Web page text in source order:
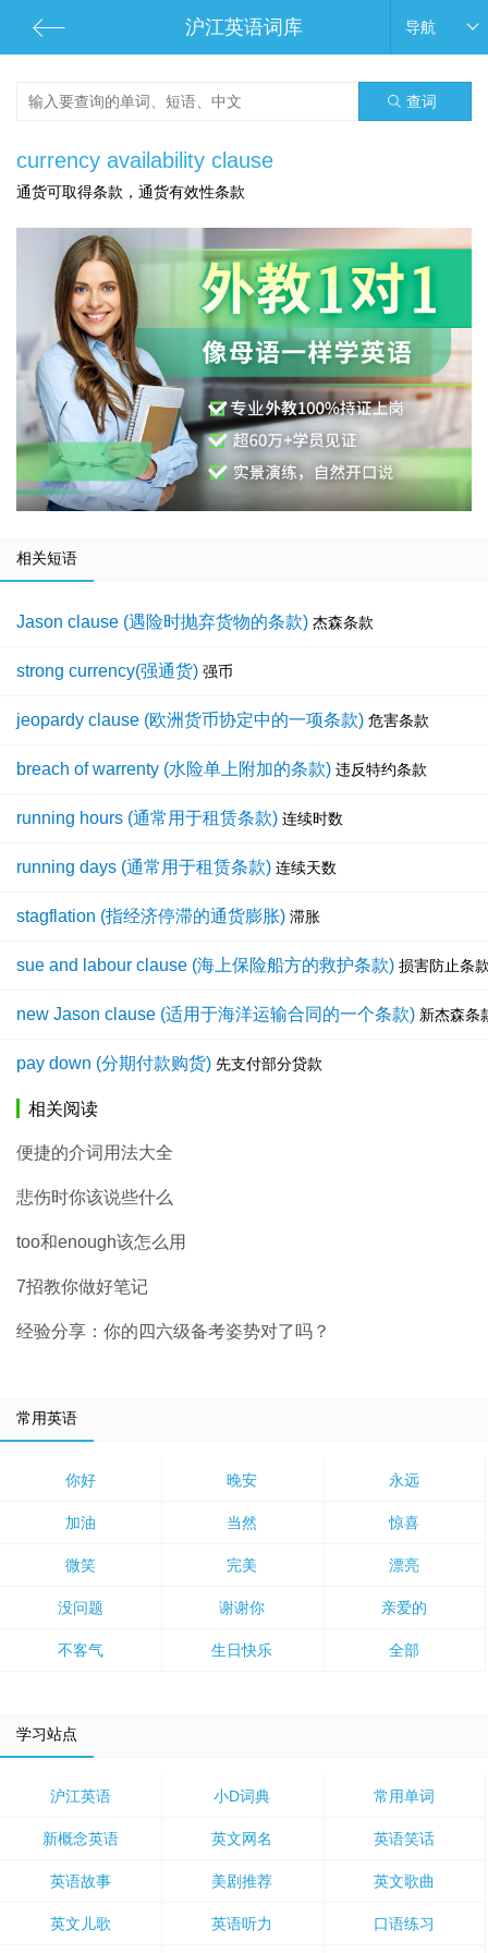
沪江英语词库 导航
查词
currency availability clause
通货可取得条款，通货有效性条款
相关短语
Jason clause (遇险时抛弃货物的条款) 杰森条款
strong currency(强通货) 强币
jeopardy clause (欧洲货币协定中的一项条款) 危害条款
breach of warrenty (水险单上附加的条款) 违反特约条款
running hours (通常用于租赁条款) 连续时数
running days (通常用于租赁条款) 连续天数
stagflation (指经济停滞的通货膨胀) 滞胀
sue and labour clause (海上保险船方的救护条款) 损害防止条
new Jason clause (适用于海洋运输合同的一个条款) 新杰森条
pay down (分期付款购货) 先支付部分贷款
相关阅读
便捷的介词用法大全
悲伤时你该说些什么
too和enough该怎么用
7招教你做好笔记
经验分享：你的四六级备考姿势对了吗？
常用英语
你好 晚安 永远
加油 当然 惊喜
微笑 完美 漂亮
没问题 谢谢你 亲爱的
不客气 生日快乐 全部
学习站点
沪江英语 小D词典 常用单词
新概念英语 英文网名 英语笑话
英语故事 美剧推荐 英文歌曲
英文儿歌 英语听力 口语练习